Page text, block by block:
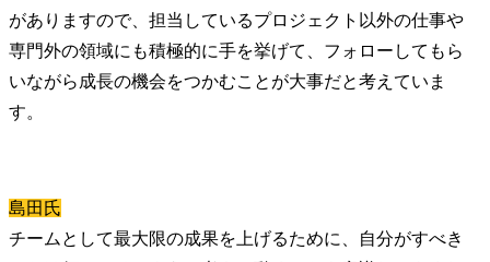
がありますので、担当しているプロジェクト以外の仕事や
専門外の領域にも積極的に手を挙げて、フォローしてもら
いながら成長の機会をつかむことが大事だと考えていま
す。
島田氏
チームとして最大限の成果を上げるために、自分がすべき